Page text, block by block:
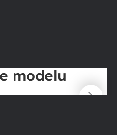
modelu